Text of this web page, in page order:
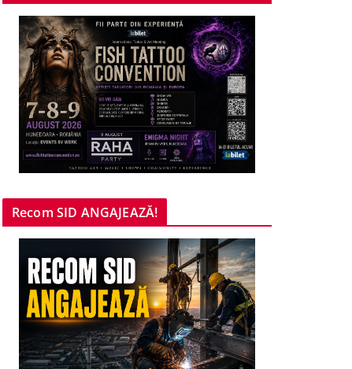
Recom SID ANGAJEAZĂ!